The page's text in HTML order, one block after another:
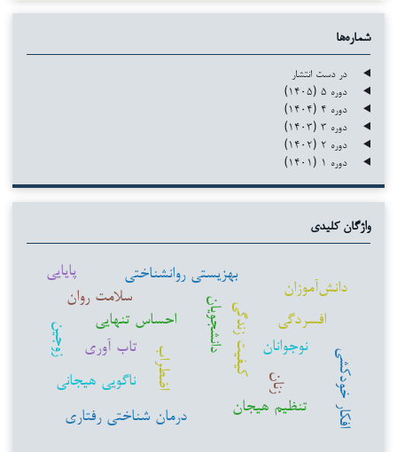
شماره‌ها
در دست انتشار
دوره ۵ (۱۴۰۵)
دوره ۴ (۱۴۰۴)
دوره ۳ (۱۴۰۳)
دوره ۲ (۱۴۰۲)
دوره ۱ (۱۴۰۱)
واژگان کلیدی
اضطراب
دانشجویانکیفیت زندگی نوجوانان
افسردگی
بهزیستی روانشناختی
دانش‌آموزان
زنان
تنظیم هیجان
درمان شناختی رفتاری
ناگویی هیجانی
احساس تنهایی
زوجین
افکار خودکشی
تاب آوری
سلامت روان
پایایی